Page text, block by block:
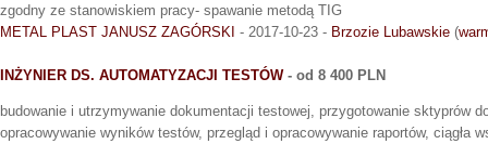
zgodny ze stanowiskiem pracy- spawanie metodą TIG
METAL PLAST JANUSZ ZAGÓRSKI - 2017-10-23 - Brzozie Lubawskie (
INŻYNIER DS. AUTOMATYZACJI TESTÓW- od 8 400 PLN
budowanie i utrzymywanie dokumentacji testowej, przygotowanie sktyprów
opracowywanie wyników testów, przegląd i opracowywanie raportów, ciągła